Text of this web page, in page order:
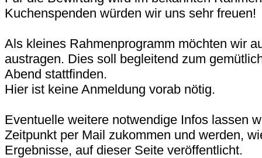
Kuchenspenden würden wir uns sehr freuen!
Als kleines Rahmenprogramm möchten wir
austragen. Dies soll begleitend zum
Abend stattfinden.
Hier ist keine Anmeldung vorab nötig.
Eventuelle weitere notwendige Infos lassen
Zeitpunkt per Mail zukommen und werden,
Ergebnisse, auf dieser Seite veröffentlicht.